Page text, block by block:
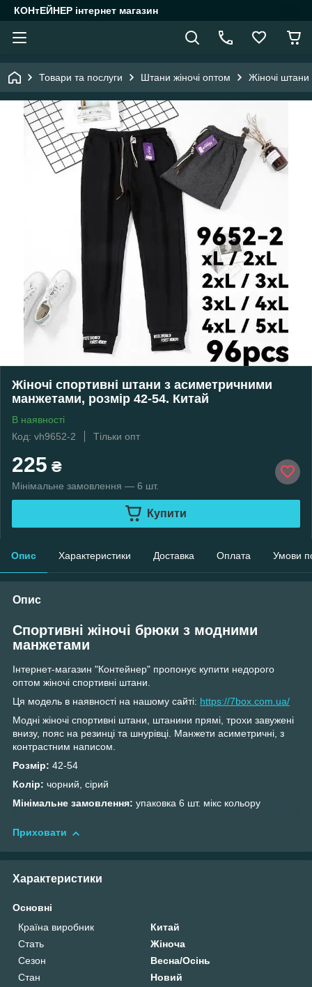
КОНтЕЙНЕР інтернет магазин
Товари та послуги Штани жіночі оптом Жіночі штани
Жіночі спортивні штани з асиметричними
манжетами, розмір 42-54. Китай
В наявності
Код: vh9652-2
Тільки опт
225 ₴
Мінімальне замовлення — 6 шт.
Купити
Опис Характеристики Доставка Оплата Умови
Опис
Спортивні жіночі брюки з модними
манжетами
Інтернет-магазин "Контейнер" пропонує купити недорого
оптом жіночі спортивні штани.
Ця модель в наявності на нашому сайті: https://7box.com.ua/
Модні жіночі спортивні штани, штанини прямі, трохи завужені
внизу, пояс на резинці та шнурівці. Манжети асиметричні, з
контрастним написом.
Розмір: 42-54
Колір: чорний, сірий
Мінімальне замовлення: упаковка 6 шт. мікс кольору
Приховати
Характеристики
Основні
Країна виробник
Китай
Стать
Жіноча
Сезон
Весна/Осінь
Стан
Новий